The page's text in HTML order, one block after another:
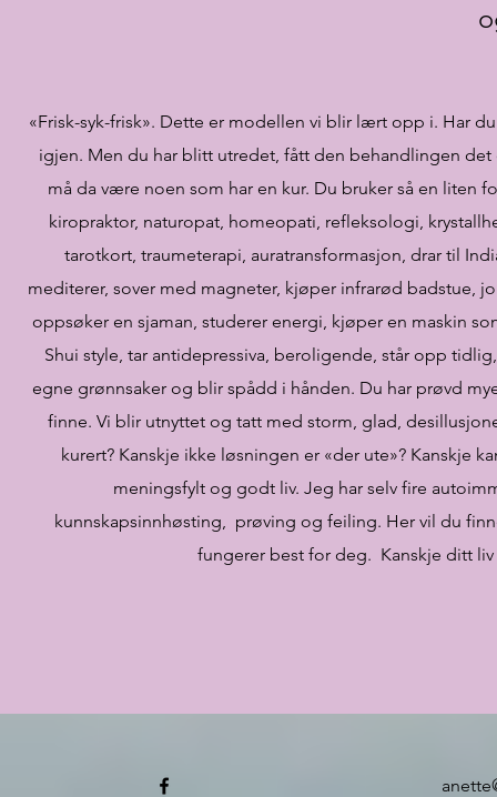
«Frisk-syk-frisk». Dette er modellen vi blir lært opp i. Har
igjen. Men du har blitt utredet, fått den behandlingen
må da være noen som har en kur. Du bruker så en liten
kiropraktor, naturopat, homeopati, refleksologi,
tarotkort, traumeterapi, auratransformasjon, drar til
mediterer, sover med magneter, kjøper infrarød badstue,
oppsøker en sjaman, studerer energi, kjøper en maskin
Shui style, tar antidepressiva, beroligende, står opp
egne grønnsaker og blir spådd i hånden. Du har prøvd
finne. Vi blir utnyttet og tatt med storm, glad,
kurert? Kanskje ikke løsningen er «der ute»? Kanskje
meningsfylt og godt liv. Jeg har selv fire
kunnskapsinnhøsting, prøving og feiling. Her vil du
fungerer best for deg. Kanskje ditt